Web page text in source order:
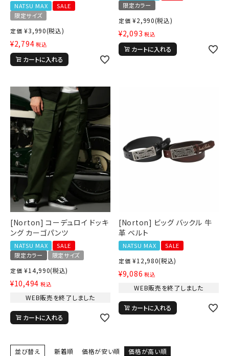
絞り込んで検索する
NATSU MAX
SALE
限定サイズ
定価 ¥3,990(税込)
¥2,794 税込
カートに入れる
限定カラー
定価 ¥2,990(税込)
¥2,093 税込
カートに入れる
[Norton] コーデュロイ ドッキ
ング カーゴパンツ
NATSU MAX
SALE
限定カラー
限定サイズ
定価 ¥14,990(税込)
¥10,494 税込
WEB販売を終了しました
カートに入れる
[Norton] ビッグ バックル 牛
革 ベルト
NATSU MAX
SALE
定価 ¥12,980(税込)
¥9,086 税込
WEB販売を終了しました
カートに入れる
並び替え 新着順 価格が安い順 価格が高い順